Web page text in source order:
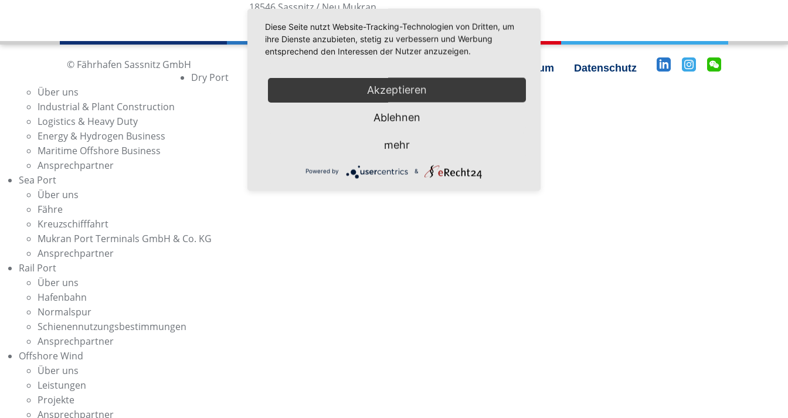
18546 Sassnitz / Neu Mukran
Deutschland
info@mukran-port.de
© Fährhafen Sassnitz GmbH Impressum Datenschutz
Dry Port
Über uns
Industrial & Plant Construction
Logistics & Heavy Duty
Energy & Hydrogen Business
Maritime Offshore Business
Ansprechpartner
Sea Port
Über uns
Fähre
Kreuzschifffahrt
Mukran Port Terminals GmbH & Co. KG
Ansprechpartner
Rail Port
Über uns
Hafenbahn
Normalspur
Schienennutzungsbestimmungen
Ansprechpartner
Offshore Wind
Über uns
Leistungen
Projekte
Ansprechpartner
Diese Seite nutzt Website-Tracking-Technologien von Dritten, um
ihre Dienste anzubieten, stetig zu verbessern und Werbung
entsprechend den Interessen der Nutzer anzuzeigen.
Akzeptieren
Ablehnen
mehr
Powered by &